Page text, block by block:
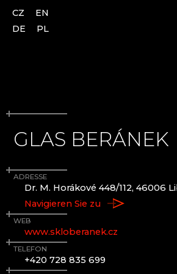
Lausitzer Gebirge
Česká Lípa (Böhmisch Leipa)
Kamenický Šenov
Kunratice u Cvikova
Nový Bor (Haida)
Slunečná
Lindava (Lindenau)
Lausitzer Gebirge
AJETO
ALENA LINTAVA, GLASS AND
ASTERA
ASTRONOMISCHE UHR AUS
AZ-DESIGN
BARTGLASS
BYSTRO DESIGN
CZ
EN
DE
PL
GLAS BERÁNEK
ADRESSE
Dr. M. Horákové 448/112, 46006
Navigieren Sie zu
WEB
www.skloberanek.cz
TELEFON
+420 728 835 699